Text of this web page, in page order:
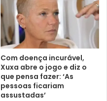
Com doença incurável,
Xuxa abre o jogo e diz o
que pensa fazer: ‘As
pessoas ficariam
assustadas’